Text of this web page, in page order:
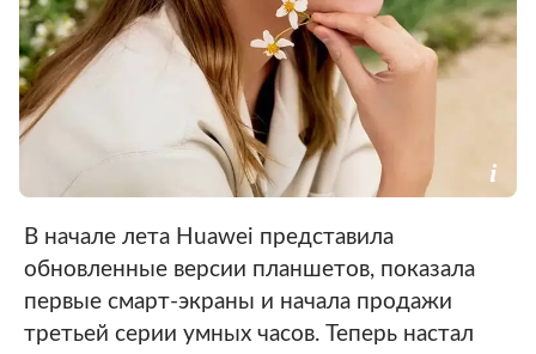
В начале лета Huawei представила
обновленные версии планшетов, показала
первые смарт-экраны и начала продажи
третьей серии умных часов. Теперь настал